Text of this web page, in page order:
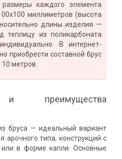
каждого элемента
миллиметров (высота
длины изделия —
теплицу из поликарбоната
В интернет-
приобрести составной брус
метров.
и преимущества
бруса — идеальный вариант
арочного типа, конструкций с
или в форме капли. Основные